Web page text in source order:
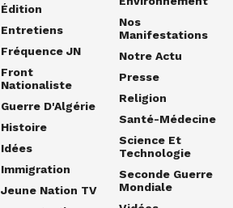
Édition
Entretiens
Fréquence JN
Front
Nationaliste
Guerre D'Algérie
Histoire
Idées
Immigration
Jeune Nation TV
Nos
Manifestations
Notre Actu
Presse
Religion
Santé-Médecine
Science Et
Technologie
Seconde Guerre
Mondiale